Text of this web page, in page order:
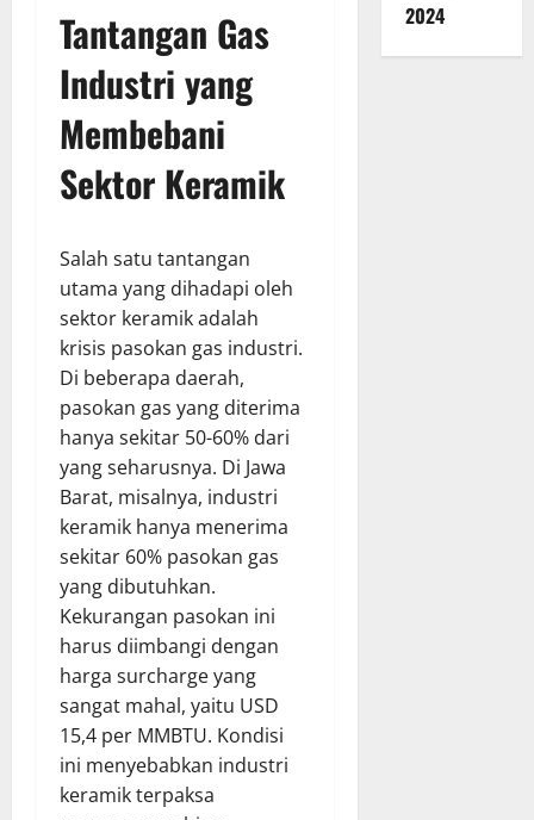
Tantangan Gas
Industri yang
Membebani
Sektor Keramik
Salah satu tantangan
utama yang dihadapi oleh
sektor keramik adalah
krisis pasokan gas industri.
Di beberapa daerah,
pasokan gas yang diterima
hanya sekitar 50-60% dari
yang seharusnya. Di Jawa
Barat, misalnya, industri
keramik hanya menerima
sekitar 60% pasokan gas
yang dibutuhkan.
Kekurangan pasokan ini
harus diimbangi dengan
harga surcharge yang
sangat mahal, yaitu USD
15,4 per MMBTU. Kondisi
ini menyebabkan industri
keramik terpaksa
2024